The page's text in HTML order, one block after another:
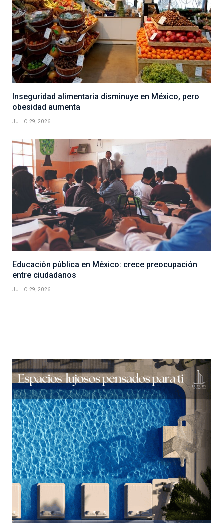
Inseguridad alimentaria disminuye en México, pero
obesidad aumenta
JULIO 29, 2026
Educación pública en México: crece preocupación
entre ciudadanos
JULIO 29, 2026